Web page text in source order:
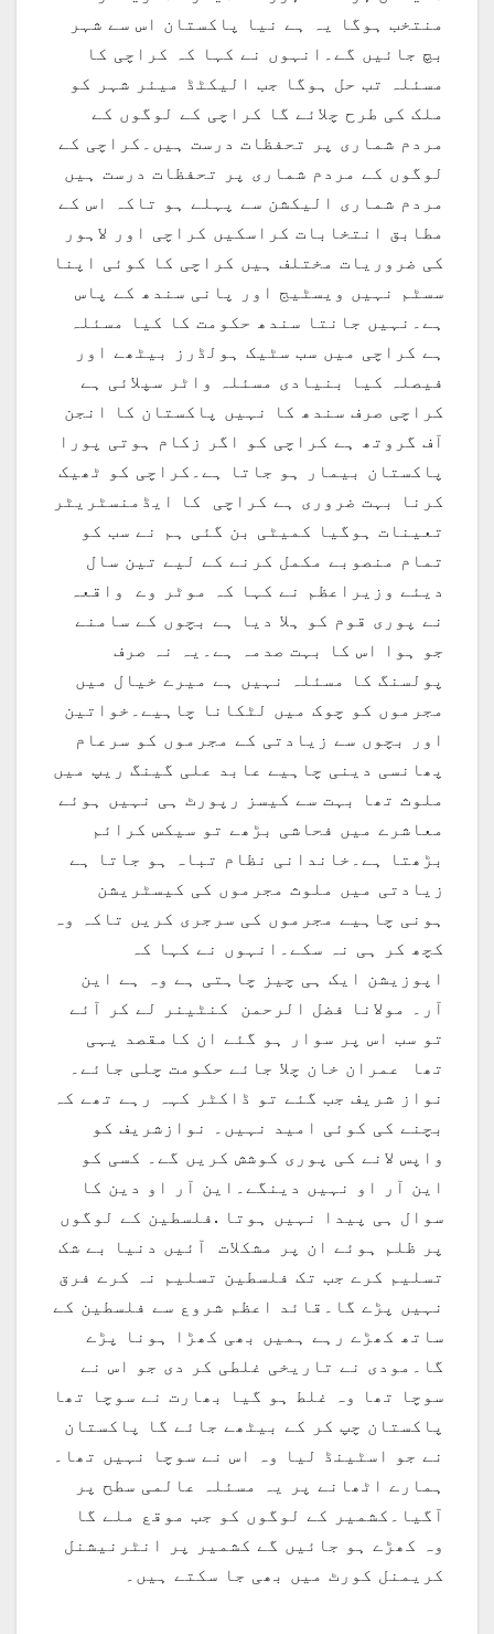
منتخب ہوگا یہ ہے نیا پاکستان اس سے شہر
بچ جائیں گے۔انہوں نے کہا کہ کراچی کا
مسئلہ تب حل ہوگا جب الیکٹڈ میئر شہر کو
ملک کی طرح چلائے گا کراچی کے لوگوں کے
مردم شماری پر تحفظات درست ہیں۔کراچی کے
لوگوں کے مردم شماری پر تحفظات درست ہیں
مردم شماری الیکشن سے پہلے ہو تاکہ اس کے
مطابق انتخابات کراسکیں کراچی اور لاہور
کی ضروریات مختلف ہیں کراچی کا کوئی اپنا
سسٹم نہیں ویسٹیج اور پانی سندھ کے پاس
ہے۔نہیں جانتا سندھ حکومت کا کیا مسئلہ
ہے کراچی میں سب سٹیک ہولڈرز بیٹھے اور
فیصلہ کیا بنیادی مسئلہ واٹر سپلائی ہے
کراچی صرف سندھ کا نہیں پاکستان کا انجن
آف گروتھ ہے کراچی کو اگر زکام ہوتی پورا
پاکستان بیمار ہو جاتا ہے۔کراچی کو ٹھیک
کرنا بہت ضروری ہے کراچی کا ایڈمنسٹریٹر
تعینات ہوگیا کمیٹی بن گئی ہم نے سب کو
تمام منصوبے مکمل کرنے کے لیے تین سال
دیئے وزیراعظم نے کہا کہ موٹر وے واقعہ
نے پوری قوم کو ہلا دیا ہے بچوں کے سامنے
جو ہوا اس کا بہت صدمہ ہے۔یہ نہ صرف
پولسنگ کا مسئلہ نہیں ہے میرے خیال میں
مجرموں کو چوک میں لٹکانا چاہیے۔خواتین
اور بچوں سے زیادتی کے مجرموں کو سرعام
پھانسی دینی چاہیے عابد علی گینگ ریپ میں
ملوث تھا بہت سے کیسز رپورٹ ہی نہیں ہوئے
معاشرے میں فحاشی بڑھے تو سیکس کرائم
بڑھتا ہے۔خاندانی نظام تباہ ہو جاتا ہے
زیادتی میں ملوث مجرموں کی کیسٹریشن
ہونی چاہیے مجرموں کی سرجری کریں تاکہ وہ
کچھ کر ہی نہ سکے۔انہوں نے کہا کہ
اپوزیشن ایک ہی چیز چاہتی ہے وہ ہے این
آر۔ مولانا فضل الرحمن کنٹینر لے کر آئے
تو سب اس پر سوار ہو گئے ان کامقصد یہی
تھا عمران خان چلا جائے حکومت چلی جائے۔
نواز شریف جب گئے تو ڈاکٹر کہہ رہے تھے کہ
بچنے کی کوئی امید نہیں۔ نوازشریف کو
واپس لانے کی پوری کوشش کریں گے۔ کسی کو
این آر او نہیں دینگے۔این آر او دین کا
سوال ہی پیدا نہیں ہوتا .فلسطین کے لوگوں
پر ظلم ہوئے ان پر مشکلات آئیں دنیا بے شک
تسلیم کرے جب تک فلسطین تسلیم نہ کرے فرق
نہیں پڑے گا۔قائد اعظم شروع سے فلسطین کے
ساتھ کھڑے رہے ہمیں بھی کھڑا ہونا پڑے
گا۔مودی نے تاریخی غلطی کر دی جو اس نے
سوچا تھا وہ غلط ہو گیا بھارت نے سوچا تھا
پاکستان چپ کر کے بیٹھے جائے گا پاکستان
نے جو اسٹینڈ لیا وہ اس نے سوچا نہیں تھا۔
ہمارے اٹھانے پر یہ مسئلہ عالمی سطح پر
آگیا۔کشمیر کے لوگوں کو جب موقع ملے گا
وہ کھڑے ہو جائیں گے کشمیر پر انٹرنیشنل
کریمنل کورٹ میں بھی جا سکتے ہیں۔